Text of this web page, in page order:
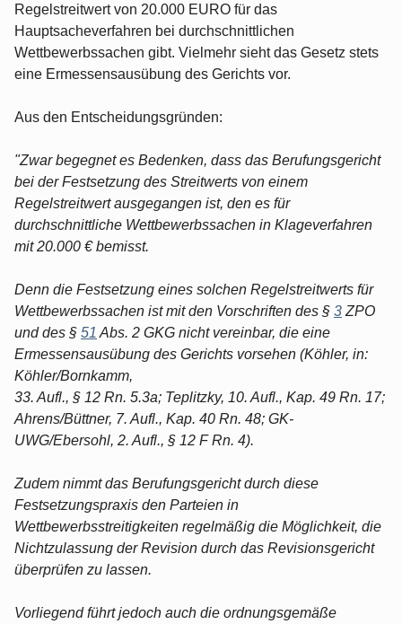
Regelstreitwert von 20.000 EURO für das
Hauptsacheverfahren bei durchschnittlichen
Wettbewerbssachen gibt. Vielmehr sieht das Gesetz stets
eine Ermessensausübung des Gerichts vor.
Aus den Entscheidungsgründen:
"Zwar begegnet es Bedenken, dass das Berufungsgericht
bei der Festsetzung des Streitwerts von einem
Regelstreitwert ausgegangen ist, den es für
durchschnittliche Wettbewerbssachen in Klageverfahren
mit 20.000 € bemisst.
Denn die Festsetzung eines solchen Regelstreitwerts für
Wettbewerbssachen ist mit den Vorschriften des § 3 ZPO
und des § 51 Abs. 2 GKG nicht vereinbar, die eine
Ermessensausübung des Gerichts vorsehen (Köhler, in:
Köhler/Bornkamm,
33. Aufl., § 12 Rn. 5.3a; Teplitzky, 10. Aufl., Kap. 49 Rn. 17;
Ahrens/Büttner, 7. Aufl., Kap. 40 Rn. 48; GK-
UWG/Ebersohl, 2. Aufl., § 12 F Rn. 4).
Zudem nimmt das Berufungsgericht durch diese
Festsetzungspraxis den Parteien in
Wettbewerbsstreitigkeiten regelmäßig die Möglichkeit, die
Nichtzulassung der Revision durch das Revisionsgericht
überprüfen zu lassen.
Vorliegend führt jedoch auch die ordnungsgemäße